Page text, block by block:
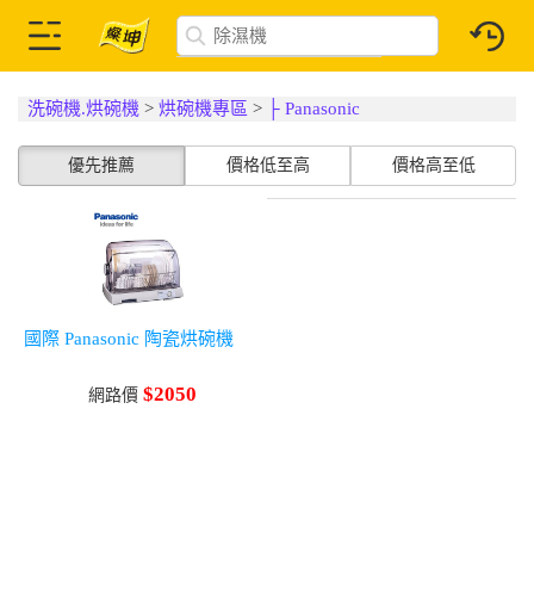
洗碗機.烘碗機 >烘碗機專區 > ├ Panasonic
優先推薦 價格低至高 價格高至低
國際 Panasonic 陶瓷烘碗機
網路價 $2050